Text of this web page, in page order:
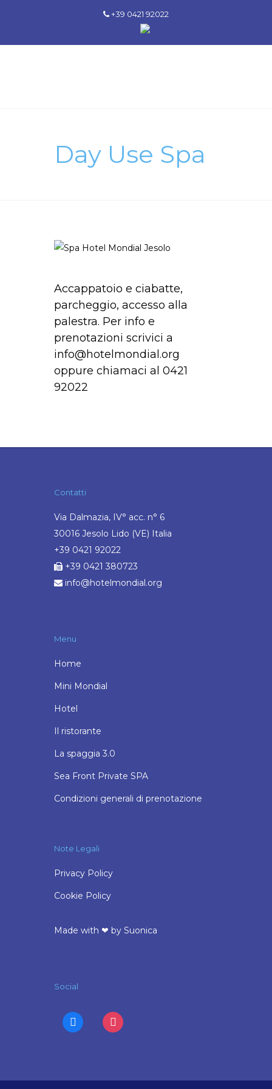
+39 0421 92022
Day Use Spa
Accappatoio e ciabatte,
parcheggio, accesso alla
palestra. Per info e
prenotazioni scrivici a
info@hotelmondial.org
oppure chiamaci al 0421
92022
Contatti
Via Dalmazia, IV° acc. n° 6
30016 Jesolo Lido (VE) Italia
+39 0421 92022
+39 0421 380723
info@hotelmondial.org
Menu
Home
Mini Mondial
Hotel
Il ristorante
La spaggia 3.0
Sea Front Private SPA
Condizioni generali di prenotazione
Note Legali
Privacy Policy
Cookie Policy
Made with ❤ by Suonica
Social
facebook instagram